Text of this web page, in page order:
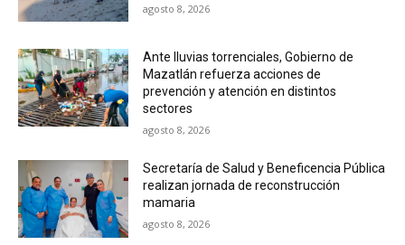
agosto 8, 2026
Ante lluvias torrenciales, Gobierno de
Mazatlán refuerza acciones de
prevención y atención en distintos
sectores
agosto 8, 2026
Secretaría de Salud y Beneficencia Pública
realizan jornada de reconstrucción
mamaria
agosto 8, 2026